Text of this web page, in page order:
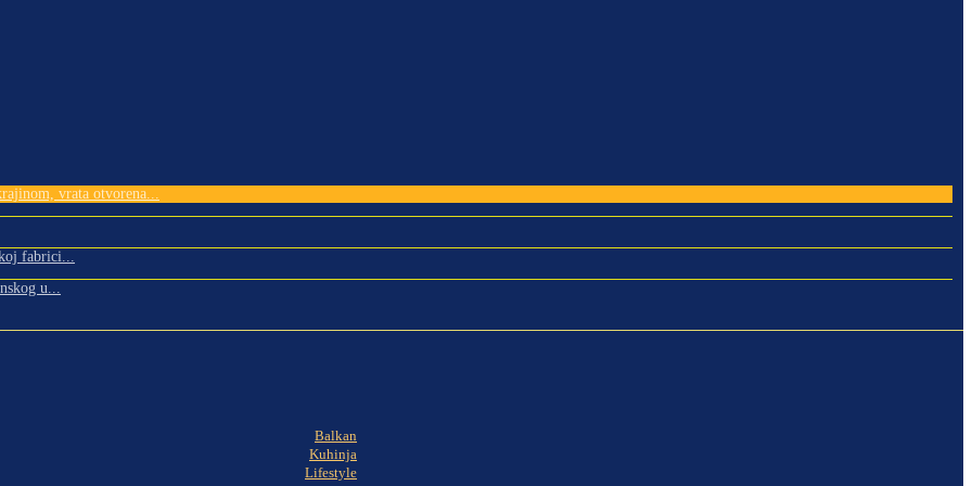
vrata otvorena...
fabrici...
u...
Balkan
Kuhinja
Lifestyle